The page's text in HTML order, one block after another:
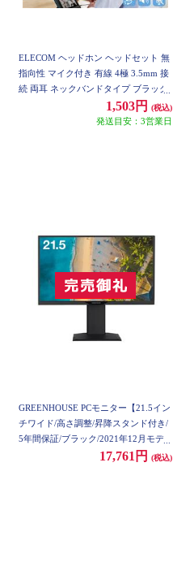
ELECOM ヘッドホン ヘッドセット 無
指向性 マイク付き 有線 4極 3.5mm 接
続 両耳 ネックバンドタイプ ブラック
1,503円 (税込)
発送目安：3営業日
GREENHOUSE PCモニター【21.5イン
チワイド/高さ調整/昇降スタンド付き/
5年間保証/ブラック/2021年12月モデ
ル】 GH-LCW22LH-BK17,761円 (税込)